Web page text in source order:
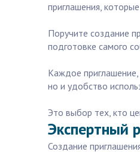
приглашения,
Поручите создание
подготовке самого
Каждое
но и удобство
Это выбор тех, кто
Экспертный
Создание